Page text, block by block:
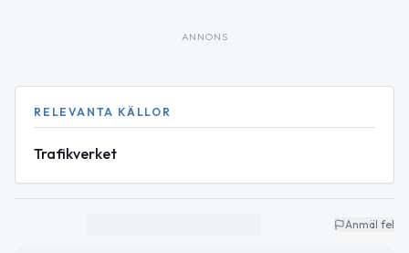
ANNONS
RELEVANTA KÄLLOR
Trafikverket
Anmäl fel